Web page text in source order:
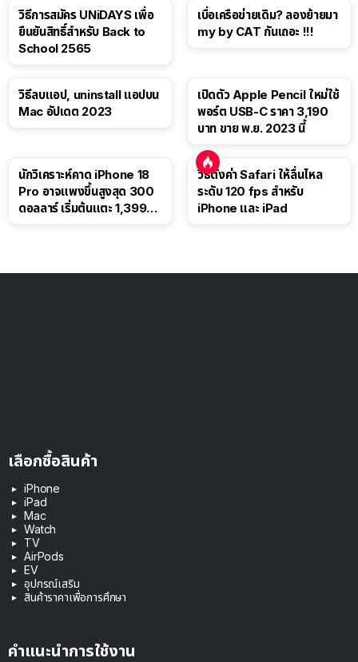
วิธีการสมัคร UNiDAYS เพื่อ
ยืนยันสิทธิ์สำหรับ Back to
School 2565
เบื่อเครือข่ายเดิม? ลองย้ายมา
my by CAT กันเถอะ !!!
วิธีลบแอป, uninstall แอปบน
Mac อัปเดต 2023
เปิดตัว Apple Pencil ใหม่ใช้
พอร์ต USB-C ราคา 3,190
บาท ขาย พ.ย. 2023 นี้
นักวิเคราะห์คาด iPhone 18
Pro อาจแพงขึ้นสูงสุด 300
ดอลลาร์ เริ่มต้นแตะ 1,399
วิธีตั้งค่า Safari ให้ลื่นไหล
ระดับ 120 fps สำหรับ
iPhone และ iPad
เลือกซื้อสินค้า
iPhone
iPad
Mac
Watch
TV
AirPods
EV
อุปกรณ์เสริม
สินค้าราคาเพื่อการศึกษา
คำแนะนำการใช้งาน